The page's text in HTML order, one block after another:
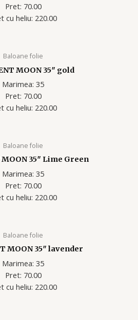
Pret: 70.00
cu heliu: 220.00
Baloane folie
MOON 35″ gold
Marimea: 35
Pret: 70.00
cu heliu: 220.00
Baloane folie
MOON 35″ Lime Green
Marimea: 35
Pret: 70.00
cu heliu: 220.00
Baloane folie
MOON 35″ lavender
Marimea: 35
Pret: 70.00
cu heliu: 220.00